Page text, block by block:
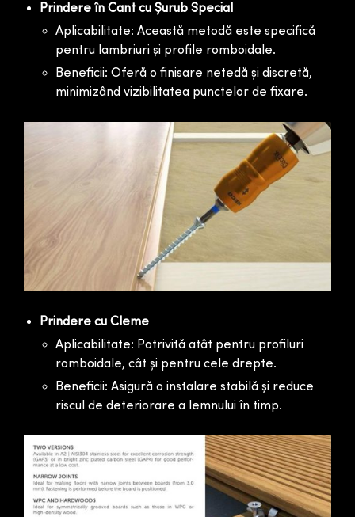
Prindere în Cant cu Șurub Special
Aplicabilitate: Această metodă este specifică
pentru lambriuri și profile romboidale.
Beneficii: Oferă o finisare netedă și discretă,
minimizând vizibilitatea punctelor de fixare.
Prindere cu Cleme
Aplicabilitate: Potrivită atât pentru profiluri
romboidale, cât și pentru cele drepte.
Beneficii: Asigură o instalare stabilă și reduce
riscul de deteriorare a lemnului în timp.